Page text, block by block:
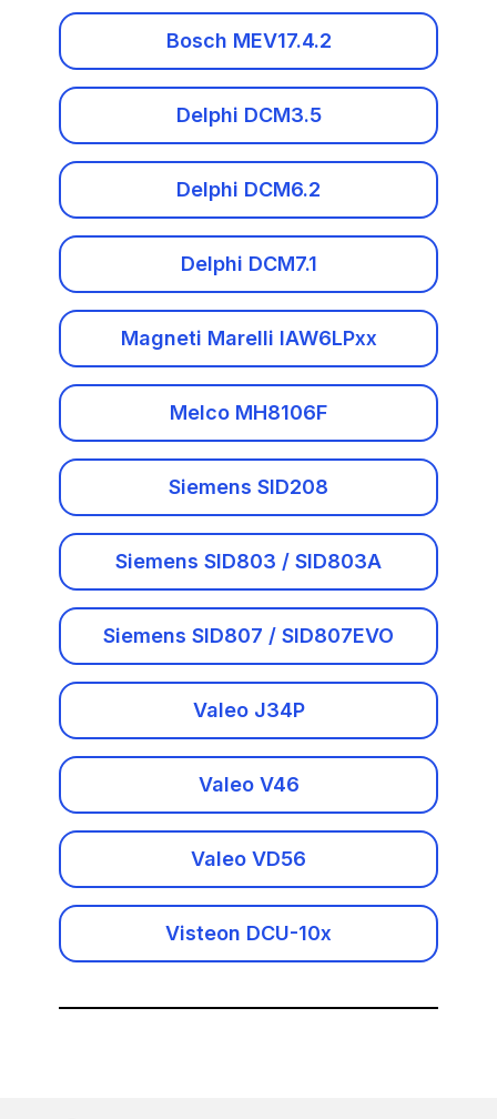
FIAT
Ford
GMC
Golden Dragon
Great Wall
Haval
Higer
Hino
Infiniti
Isuzu
Iveco
Siemens SID807 / SID807EVO
Valeo J34P
Valeo V46
Valeo VD56
Visteon DCU-10x
Bosch MEV17.4.2
Delphi DCM3.5
Delphi DCM6.2
Delphi DCM7.1
Magneti Marelli IAW6LPxx
Melco MH8106F
Siemens SID208
Siemens SID803 / SID803A
Siemens SID807 / SID807EVO
Valeo J34P
Valeo V46
Valeo VD56
Visteon DCU-10x
Логин и пароль